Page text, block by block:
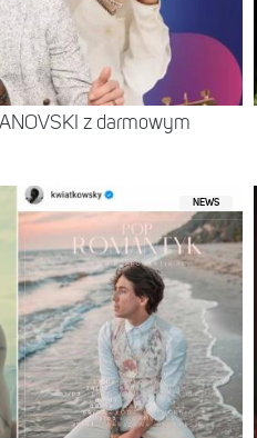
z darmowym
NEWS